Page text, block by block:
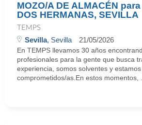
MOZO/A DE ALMACÉN para
DOS HERMANAS, SEVILLA
TEMPS
Sevilla, Sevilla 21/05/2026
En TEMPS llevamos 30 años
profesionales para la gente que busca
experiencia, somos solventes y estamos
comprometidos/as.En estos momentos, ...